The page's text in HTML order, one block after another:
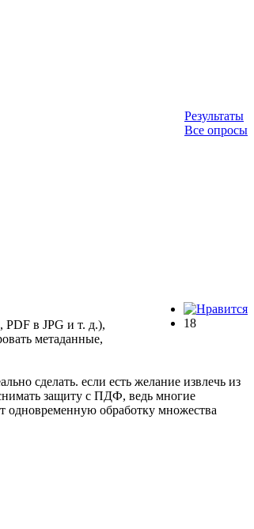
Результаты
Все опросы
18
в JPG и т. д.),
метаданные,
сделать. если есть желание извлечь из
защиту с ПДФ, ведь многие
одновременную обработку множества